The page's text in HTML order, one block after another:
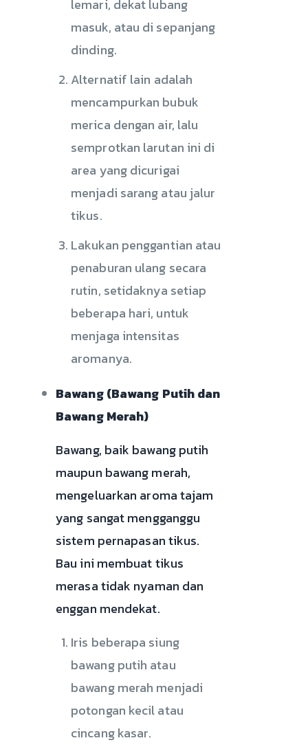
lemari, dekat lubang
masuk, atau di sepanjang
dinding.
Alternatif lain adalah
mencampurkan bubuk
merica dengan air, lalu
semprotkan larutan ini di
area yang dicurigai
menjadi sarang atau jalur
tikus.
Lakukan penggantian atau
penaburan ulang secara
rutin, setidaknya setiap
beberapa hari, untuk
menjaga intensitas
aromanya.
Bawang (Bawang Putih dan
Bawang Merah)
Bawang, baik bawang putih
maupun bawang merah,
mengeluarkan aroma tajam
yang sangat mengganggu
sistem pernapasan tikus.
Bau ini membuat tikus
merasa tidak nyaman dan
enggan mendekat.
Iris beberapa siung
bawang putih atau
bawang merah menjadi
potongan kecil atau
cincang kasar.